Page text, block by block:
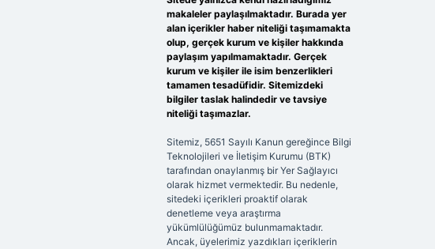
makaleler paylaşılmaktadır. Burada yer
alan içerikler haber niteliği taşımamakta
olup, gerçek kurum ve kişiler hakkında
paylaşım yapılmamaktadır. Gerçek
kurum ve kişiler ile isim benzerlikleri
tamamen tesadüfidir. Sitemizdeki
bilgiler taslak halindedir ve tavsiye
niteliği taşımazlar.
Sitemiz, 5651 Sayılı Kanun gereğince Bilgi
Teknolojileri ve İletişim Kurumu (BTK)
tarafından onaylanmış bir Yer Sağlayıcı
olarak hizmet vermektedir. Bu nedenle,
sitedeki içerikleri proaktif olarak
denetleme veya araştırma
yükümlülüğümüz bulunmamaktadır.
Ancak, üyelerimiz yazdıkları içeriklerin